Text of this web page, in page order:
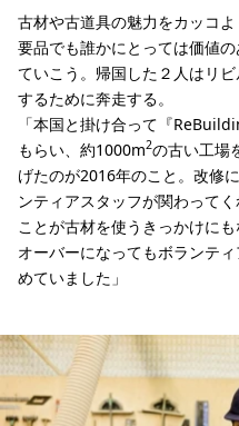
古材や古道具の魅力をカッコ
要品でも誰かにとっては価値
ていこう。帰国した２人はリ
するために奔走する。
「本国と掛け合って『
もらい、約1000m2の古い工場
げたのが2016年のこと。改修
ンティアスタッフが関わって
ことが古材を使うきっかけに
オーバーになってもボランテ
めていました」